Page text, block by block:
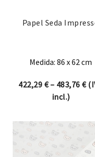
Papel Seda
Medida: 86 x 62 cm
422,29 € – 483,76 €
incl.)